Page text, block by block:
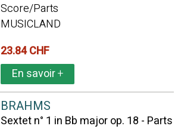
Score/Parts
MUSICLAND
23.84 CHF
En savoir+
BRAHMS
Sextet n° 1 in Bb major op. 18 - Parts